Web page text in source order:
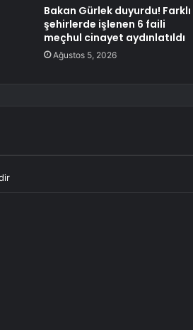
Bakan Gürlek duyurdu! Farklı
şehirlerde işlenen 6 faili
meçhul cinayet aydınlatıldı
Ağustos 5, 2026